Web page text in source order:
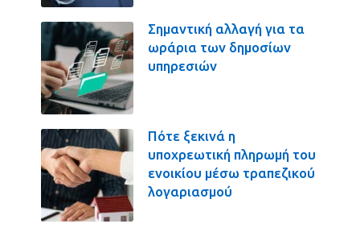
Σημαντική αλλαγή για τα
ωράρια των δημοσίων
υπηρεσιών
Πότε ξεκινά η
υποχρεωτική πληρωμή του
ενοικίου μέσω τραπεζικού
λογαριασμού